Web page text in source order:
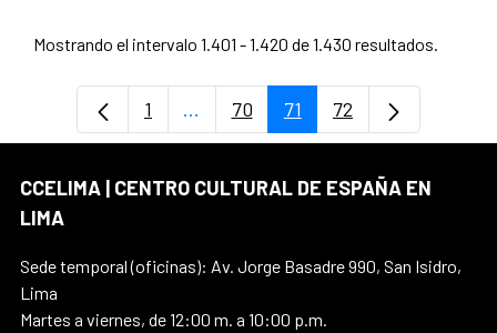
Mostrando el intervalo 1.401 - 1.420 de 1.430 resultados.
Página
1 ...Páginas intermedias Use TAB para
Página
70 Página
71 Página
72
CCELIMA | CENTRO CULTURAL DE ESPAÑA EN
LIMA
Sede temporal (oficinas): Av. Jorge Basadre 990, San Isidro,
Lima
Martes a viernes, de 12:00 m. a 10:00 p.m.